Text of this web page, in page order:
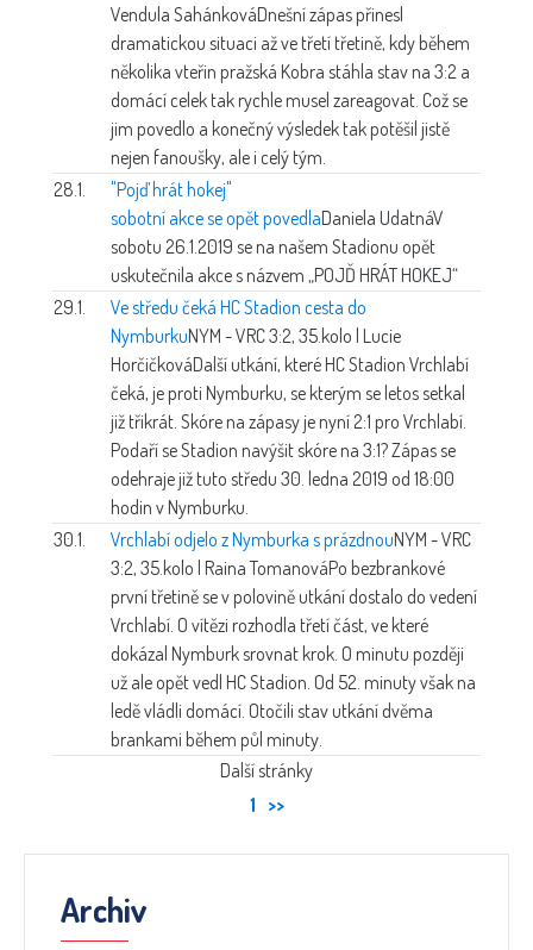
Vendula SahánkováDnešní zápas přinesl
dramatickou situaci až ve třetí třetině, kdy během
několika vteřin pražská Kobra stáhla stav na 3:2 a
domácí celek tak rychle musel zareagovat. Což se
jim povedlo a konečný výsledek tak potěšil jistě
nejen fanoušky, ale i celý tým.
28.1.
"Pojď hrát hokej"
sobotní akce se opět povedlaDaniela UdatnáV
sobotu 26.1.2019 se na našem Stadionu opět
uskutečnila akce s názvem „POJĎ HRÁT HOKEJ“
29.1.
Ve středu čeká HC Stadion cesta do
NymburkuNYM - VRC 3:2, 35.kolo | Lucie
HorčičkováDalší utkání, které HC Stadion Vrchlabí
čeká, je proti Nymburku, se kterým se letos setkal
již třikrát. Skóre na zápasy je nyní 2:1 pro Vrchlabí.
Podaří se Stadion navýšit skóre na 3:1? Zápas se
odehraje již tuto středu 30. ledna 2019 od 18:00
hodin v Nymburku.
30.1.
Vrchlabí odjelo z Nymburka s prázdnouNYM - VRC
3:2, 35.kolo | Raina TomanováPo bezbrankové
první třetině se v polovině utkání dostalo do vedení
Vrchlabí. O vítězi rozhodla třetí část, ve které
dokázal Nymburk srovnat krok. O minutu později
už ale opět vedl HC Stadion. Od 52. minuty však na
ledě vládli domácí. Otočili stav utkání dvěma
brankami během půl minuty.
Další stránky
1 >>
Archiv